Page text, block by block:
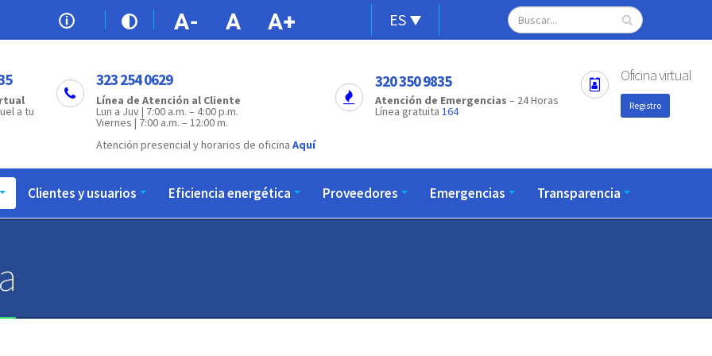
Alternador
de
idioma
ES
Open
configuration
Search
a tu
323 254 0629
Línea de Atención al Cliente
Lun a Juv | 7:00 a.m. – 4:00 p.m.
Viernes | 7:00 a.m. – 12:00 m.
Atención presencial y horarios de oficina Aquí
320 350 9835
Atención de Emergencias – 24 Horas
Línea gratuita 164
Oficina virtual
Registro
Clientes y usuarios Eficiencia energética Proveedores Emergencias Transparencia